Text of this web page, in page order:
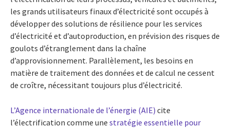
les grands utilisateurs finaux d’électricité sont occupés à
développer des solutions de résilience pour les services
d’électricité et d’autoproduction, en prévision des risques de
goulots d’étranglement dans la chaîne
d’approvisionnement. Parallèlement, les besoins en
matière de traitement des données et de calcul ne cessent
de croître, nécessitant toujours plus d’électricité.
L’Agence internationale de l’énergie (AIE) cite
l’électrification comme une stratégie essentielle pour